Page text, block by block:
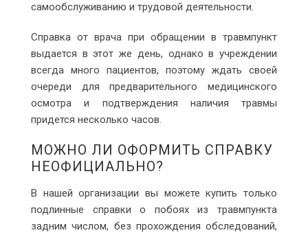
самообслуживанию и трудовой деятельности.
Справка от врача при обращении в травмпункт
выдается в этот же день, однако в учреждении
всегда много пациентов, поэтому ждать своей
очереди для предварительного медицинского
осмотра и подтверждения наличия травмы
придется несколько часов.
МОЖНО ЛИ ОФОРМИТЬ СПРАВКУ
НЕОФИЦИАЛЬНО?
В нашей организации вы можете купить только
подлинные справки о побоях из травмпункта
задним числом, без прохождения обследований,